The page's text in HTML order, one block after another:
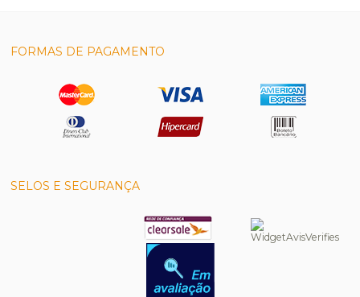
FORMAS DE PAGAMENTO
SELOS E SEGURANÇA